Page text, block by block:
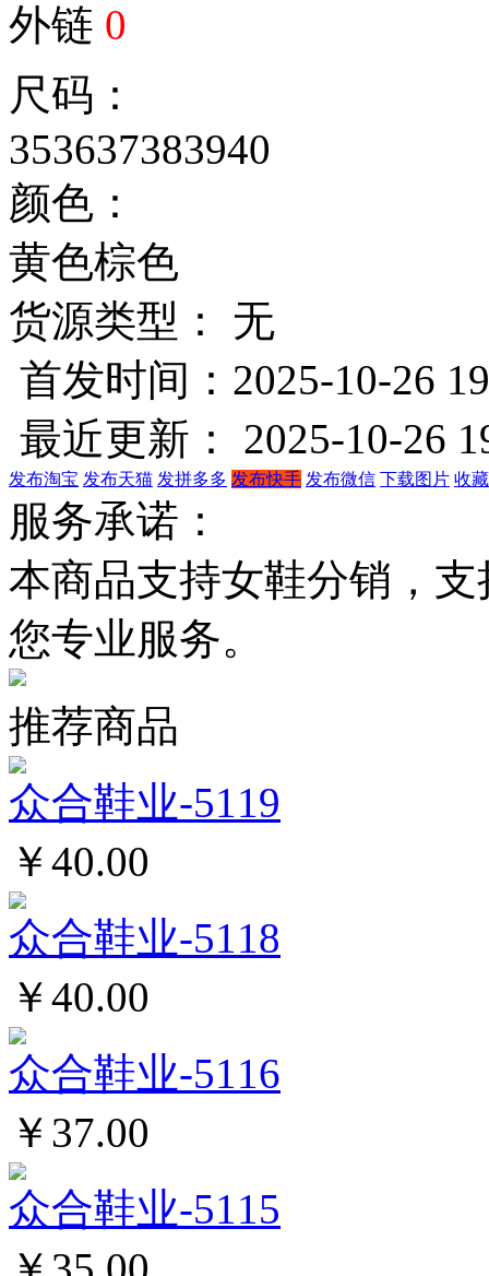
外链 0
尺码：
353637383940
颜色：
黄色棕色
货源类型： 无
首发时间：2025-10-26
最近更新： 2025-10-26
发布淘宝 发布天猫 发拼多多 发布快手 发布微信 下载图片 收
服务承诺：
本商品支持女鞋分销，
您专业服务。
推荐商品
众合鞋业-5119
￥40.00
众合鞋业-5118
￥40.00
众合鞋业-5116
￥37.00
众合鞋业-5115